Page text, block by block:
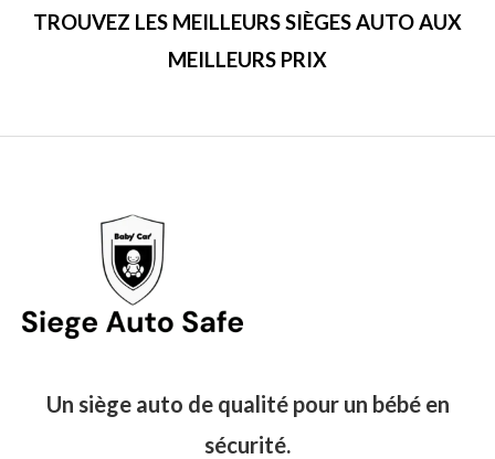
TROUVEZ LES MEILLEURS SIÈGES AUTO AUX
MEILLEURS PRIX
Un siège auto de qualité pour un bébé en
sécurité.